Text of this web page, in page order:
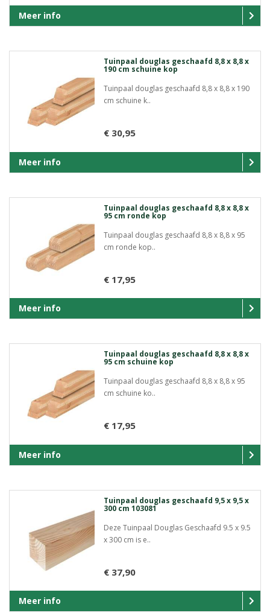
Meer info
Tuinpaal douglas geschaafd 8,8 x 8,8 x
190 cm schuine kop
Tuinpaal douglas geschaafd 8,8 x 8,8 x 190
cm schuine k..
€ 30,95
Meer info
Tuinpaal douglas geschaafd 8,8 x 8,8 x
95 cm ronde kop
Tuinpaal douglas geschaafd 8,8 x 8,8 x 95
cm ronde kop..
€ 17,95
Meer info
Tuinpaal douglas geschaafd 8,8 x 8,8 x
95 cm schuine kop
Tuinpaal douglas geschaafd 8,8 x 8,8 x 95
cm schuine ko..
€ 17,95
Meer info
Tuinpaal douglas geschaafd 9,5 x 9,5 x
300 cm 103081
Deze Tuinpaal Douglas Geschaafd 9.5 x 9.5
x 300 cm is e..
€ 37,90
Meer info